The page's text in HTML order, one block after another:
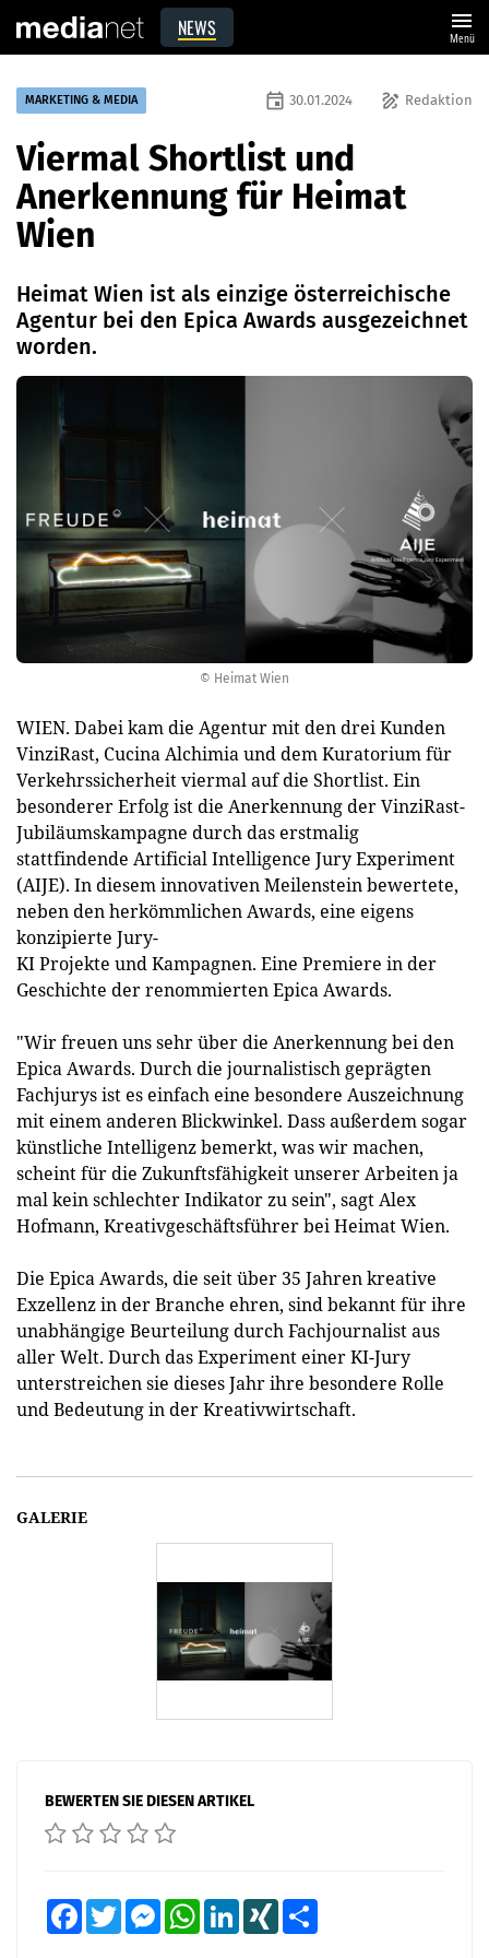
NEWS menu
Menü
© Heimat Wien
MARKETING & MEDIA draw Redaktion
event 30.01.2024
Viermal Shortlist und
Anerkennung für Heimat
Wien
Heimat Wien ist als einzige österreichische
Agentur bei den Epica Awards ausgezeichnet
worden.
WIEN. Dabei kam die Agentur mit den drei Kunden
VinziRast, Cucina Alchimia und dem Kuratorium für
Verkehrssicherheit viermal auf die Shortlist. Ein
besonderer Erfolg ist die Anerkennung der VinziRast-
Jubiläumskampagne durch das erstmalig
stattfindende Artificial Intelligence Jury Experiment
(AIJE). In diesem innovativen Meilenstein bewertete,
neben den herkömmlichen Awards, eine eigens
konzipierte Jury-
KI Projekte und Kampagnen. Eine Premiere in der
Geschichte der renommierten Epica Awards.
"Wir freuen uns sehr über die Anerkennung bei den
Epica Awards. Durch die journalistisch geprägten
Fachjurys ist es einfach eine besondere Auszeichnung
mit einem anderen Blickwinkel. Dass außerdem sogar
künstliche Intelligenz bemerkt, was wir machen,
scheint für die Zukunftsfähigkeit unserer Arbeiten ja
mal kein schlechter Indikator zu sein", sagt Alex
Hofmann, Kreativgeschäftsführer bei Heimat Wien.
Die Epica Awards, die seit über 35 Jahren kreative
Exzellenz in der Branche ehren, sind bekannt für ihre
unabhängige Beurteilung durch Fachjournalist aus
aller Welt. Durch das Experiment einer KI-Jury
unterstreichen sie dieses Jahr ihre besondere Rolle
und Bedeutung in der Kreativwirtschaft.
GALERIE
BEWERTEN SIE DIESEN ARTIKEL
FacebookTwitter MessengerWhatsAppLinkedInXING